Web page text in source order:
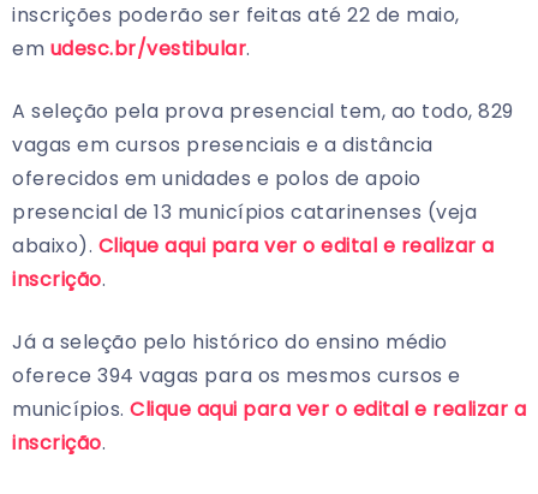
inscrições poderão ser feitas até 22 de maio,
em udesc.br/vestibular.
A seleção pela prova presencial tem, ao todo, 829
vagas em cursos presenciais e a distância
oferecidos em unidades e polos de apoio
presencial de 13 municípios catarinenses (veja
abaixo). Clique aqui para ver o edital e realizar a
inscrição.
Já a seleção pelo histórico do ensino médio
oferece 394 vagas para os mesmos cursos e
municípios. Clique aqui para ver o edital e realizar a
inscrição.